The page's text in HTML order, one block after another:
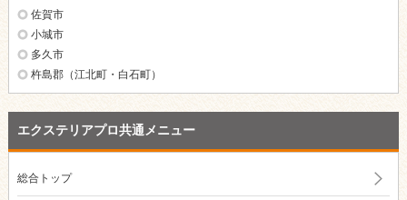
エクステリアプロ共通メニュー
総合トップ
佐賀市
小城市
多久市
杵島郡（江北町・白石町）